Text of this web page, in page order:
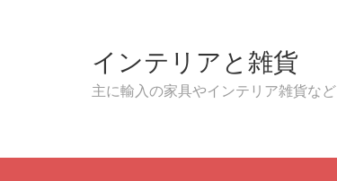
インテリアと雑貨
主に輸入の家具やインテリア雑貨など